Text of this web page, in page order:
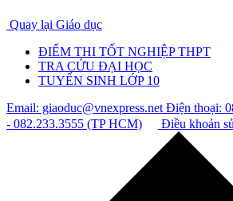
Quay lại Giáo dục
ĐIỂM THI TỐT NGHIỆP THPT
TRA CỨU ĐẠI HỌC
TUYỂN SINH LỚP 10
Email: giaoduc@vnexpress.netĐiện thoại:
- 082.233.3555 (TP HCM)
Điều khoản